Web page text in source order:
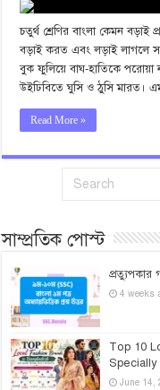
চতুর্থ শ্রেণির বাংলা কেমন
বড়াই করত এবং লড়াই লাগলে
বুক ফুলিয়ে বাঘ-হাতিকে পরোয়া
উইঢিবিতে ঘুসি ও ঠুসি মারত।
Read More »
সাম্প্রতিক পোস্ট
প্রত্যুপকার
4 weeks
Top 10
June 14,